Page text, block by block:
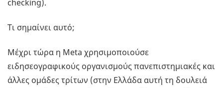
checking).
Τι σημαίνει αυτό;
Μέχρι τώρα η Meta χρησιμοποιούσε
ειδησεογραφικούς οργανισμούς πανεπιστημιακές και
άλλες ομάδες τρίτων (στην Ελλάδα αυτή τη δουλειά